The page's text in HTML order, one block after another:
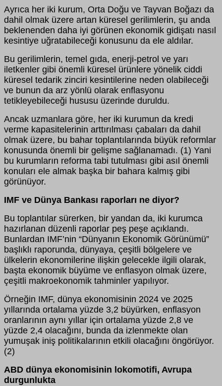
Ayrıca her iki kurum, Orta Doğu ve Tayvan Boğazı da
dahil olmak üzere artan küresel gerilimlerin, şu anda
beklenenden daha iyi görünen ekonomik gidişatı nasıl
kesintiye uğratabileceği konusunu da ele aldılar.
Bu gerilimlerin, temel gıda, enerji-petrol ve yarı
iletkenler gibi önemli küresel ürünlere yönelik ciddi
küresel tedarik zinciri kesintilerine neden olabileceği
ve bunun da arz yönlü olarak enflasyonu
tetikleyebileceği hususu üzerinde duruldu.
Ancak uzmanlara göre, her iki kurumun da kredi
verme kapasitelerinin arttırılması çabaları da dahil
olmak üzere, bu bahar toplantılarında büyük reformlar
konusunda önemli bir gelişme sağlanamadı. (1) Yani
bu kurumların reforma tabi tutulması gibi asıl önemli
konuları ele almak başka bir bahara kalmış gibi
görünüyor.
IMF ve Dünya Bankası raporları ne diyor?
Bu toplantılar sürerken, bir yandan da, iki kurumca
hazırlanan düzenli raporlar peş peşe açıklandı.
Bunlardan IMF’nin “Dünyanın Ekonomik Görünümü”
başlıklı raporunda, dünyaya, çeşitli bölgelere ve
ülkelerin ekonomilerine ilişkin gelecekle ilgili olarak,
başta ekonomik büyüme ve enflasyon olmak üzere,
çeşitli makroekonomik tahminler yapılıyor.
Örneğin IMF, dünya ekonomisinin 2024 ve 2025
yıllarında ortalama yüzde 3,2 büyürken, enflasyon
oranlarının aynı yıllar için ortalama yüzde 2,8 ve
yüzde 2,4 olacağını, bunda da izlenmekte olan
yumuşak iniş politikalarının etkili olacağını öngörüyor.
(2)
ABD dünya ekonomisinin lokomotifi, Avrupa
durgunlukta